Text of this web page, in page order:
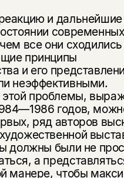
и дальнейшие
современных
все они
принципы
и его
неэффективными.
проблемы,
годов,
ряд авторов
должны были не
а
манере, чтобы